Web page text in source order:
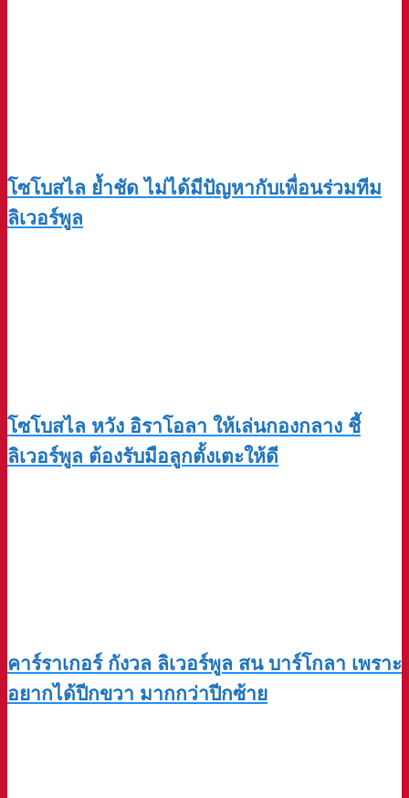
โซโบสไล ย้ำชัด ไม่ได้มีปัญหากับเพื่อนร่วมทีม
ลิเวอร์พูล
โซโบสไล หวัง อิราโอลา ให้เล่นกองกลาง ชี้
ลิเวอร์พูล ต้องรับมือลูกตั้งเตะให้ดี
คาร์ราเกอร์ กังวล ลิเวอร์พูล สน บาร์โกลา เพราะ
อยากได้ปีกขวา มากกว่าปีกซ้าย